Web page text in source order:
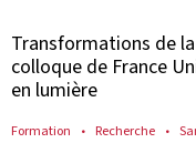
Transformations de
colloque de France
en lumière
Formation Recherche